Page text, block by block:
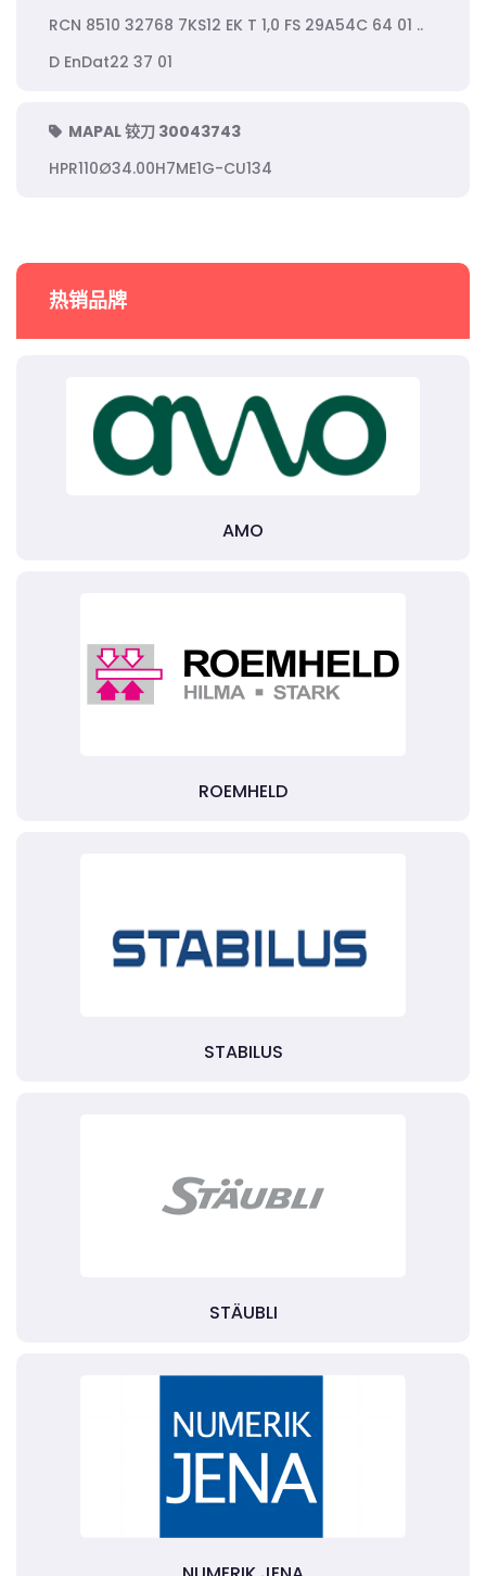
RCN 8510 32768 7KS12 EK T 1,0 FS 29A54C 64 01 ..
D EnDat22 37 01
MAPAL 铰刀 30043743
HPR110Ø34.00H7ME1G-CU134
热销品牌
AMO
ROEMHELD
STABILUS
STÄUBLI